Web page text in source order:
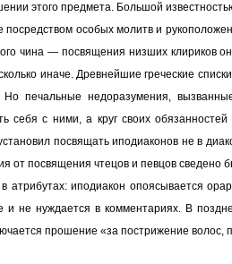
этого предмета. Большой
особых молитв и
чина — посвящения низших клириков
иначе. Древнейшие греческие
печальные недоразумения,
себя с ними, а круг своих
посвящать иподиаконов не в
от посвящения чтецов и певцов
атрибутах: иподиакон опоясывается
не нуждается в комментариях. В
прошение «за пострижение